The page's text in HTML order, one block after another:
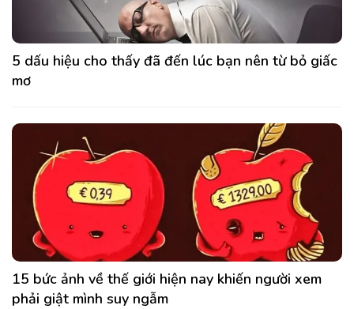
5 dấu hiệu cho thấy đã đến lúc bạn nên từ bỏ giấc
mơ
15 bức ảnh về thế giới hiện nay khiến người xem
phải giật mình suy ngẫm